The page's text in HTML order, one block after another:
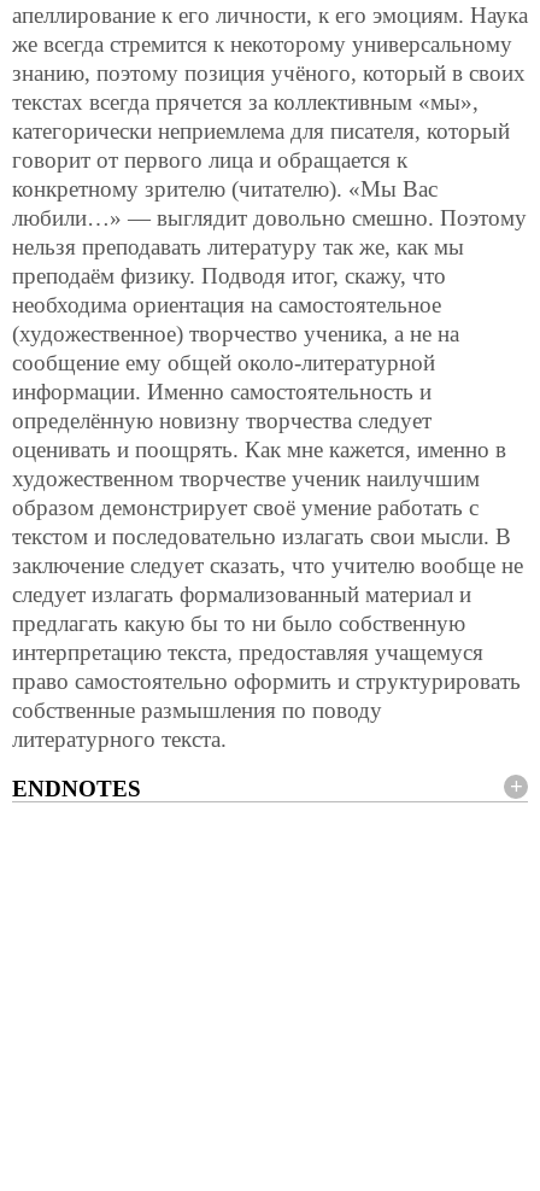
апеллирование к его личности, к его эмоциям. Наука
же всегда стремится к некоторому универсальному
знанию, поэтому позиция учёного, который в своих
текстах всегда прячется за коллективным «мы»,
категорически неприемлема для писателя, который
говорит от первого лица и обращается к
конкретному зрителю (читателю). «Мы Вас
любили…» — выглядит довольно смешно. Поэтому
нельзя преподавать литературу так же, как мы
преподаём физику. Подводя итог, скажу, что
необходима ориентация на самостоятельное
(художественное) творчество ученика, а не на
сообщение ему общей около-литературной
информации. Именно самостоятельность и
определённую новизну творчества следует
оценивать и поощрять. Как мне кажется, именно в
художественном творчестве ученик наилучшим
образом демонстрирует своё умение работать с
текстом и последовательно излагать свои мысли. В
заключение следует сказать, что учителю вообще не
следует излагать формализованный материал и
предлагать какую бы то ни было собственную
интерпретацию текста, предоставляя учащемуся
право самостоятельно оформить и структурировать
собственные размышления по поводу
литературного текста.
ENDNOTES